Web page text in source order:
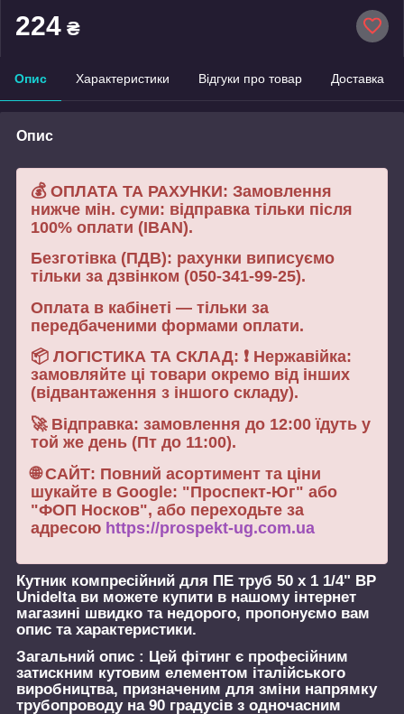
224 ₴
Опис Характеристики Відгуки про товар Доставка
Опис
💰 ОПЛАТА ТА РАХУНКИ: Замовлення
нижче мін. суми: відправка тільки після
100% оплати (IBAN).
Безготівка (ПДВ): рахунки виписуємо
тільки за дзвінком (050-341-99-25).
Оплата в кабінеті — тільки за
передбаченими формами оплати.
📦 ЛОГІСТИКА ТА СКЛАД: ❗ Нержавійка:
замовляйте ці товари окремо від інших
(відвантаження з іншого складу).
🚀 Відправка: замовлення до 12:00 їдуть у
той же день (Пт до 11:00).
🌐 САЙТ: Повний асортимент та ціни
шукайте в Google: "Проспект-Юг" або
"ФОП Носков", або переходьте за
адресою https://prospekt-ug.com.ua
Кутник компресійний для ПЕ труб 50 х 1 1/4" ВР
Unideltaви можете купити в нашому інтернет
магазині швидко та недорого, пропонуємо вам
опис та характеристики.
Загальний опис : Цей фітинг є професійним
затискним кутовим елементом італійського
виробництва, призначеним для зміни напрямку
трубопроводу на 90 градусів з одночасним